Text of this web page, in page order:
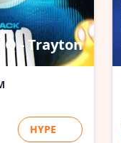
Q - Trayton
HYPE